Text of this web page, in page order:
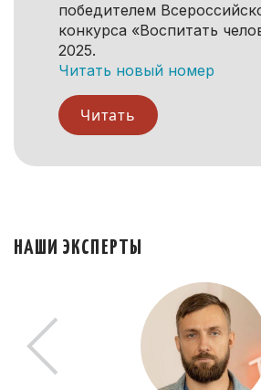
победителем
конкурса «Воспитать
2025.
Читать новый номер
Читать
НАШИ ЭКСПЕРТЫ